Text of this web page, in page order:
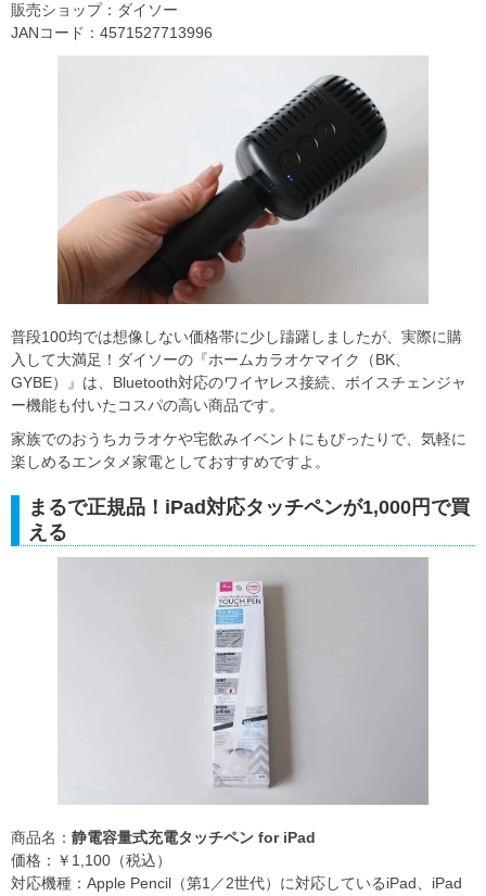
販売ショップ：ダイソー
JANコード：4571527713996
普段100均では想像しない価格帯に少し躊躇しましたが、実際に購
入して大満足！ダイソーの『ホームカラオケマイク（BK、
GYBE）』は、Bluetooth対応のワイヤレス接続、ボイスチェンジャ
ー機能も付いたコスパの高い商品です。
家族でのおうちカラオケや宅飲みイベントにもぴったりで、気軽に
楽しめるエンタメ家電としておすすめですよ。
まるで正規品！iPad対応タッチペンが1,000円で買
える
商品名： 静電容量式充電タッチペン for iPad
価格：￥1,100（税込）
対応機種：Apple Pencil（第1／2世代）に対応しているiPad、iPad